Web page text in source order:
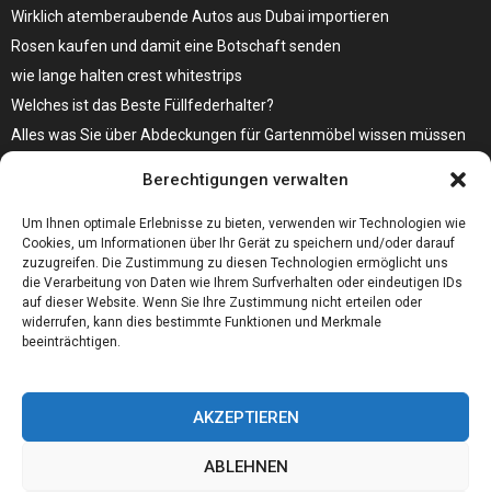
Berechtigungen verwalten
Um Ihnen optimale Erlebnisse zu bieten, verwenden wir Technologien wie
Cookies, um Informationen über Ihr Gerät zu speichern und/oder darauf
zuzugreifen. Die Zustimmung zu diesen Technologien ermöglicht uns
die Verarbeitung von Daten wie Ihrem Surfverhalten oder eindeutigen IDs
auf dieser Website. Wenn Sie Ihre Zustimmung nicht erteilen oder
widerrufen, kann dies bestimmte Funktionen und Merkmale
beeinträchtigen.
AKZEPTIEREN
ABLEHNEN
Wirklich atemberaubende Autos aus Dubai importieren
Rosen kaufen und damit eine Botschaft senden
wie lange halten crest whitestrips
Welches ist das Beste Füllfederhalter?
Alles was Sie über Abdeckungen für Gartenmöbel wissen müssen
Bare Metal Server?